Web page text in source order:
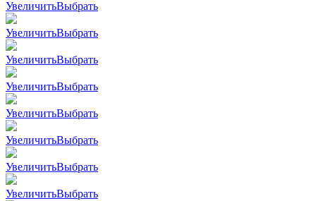
УвеличитьВыбрать
УвеличитьВыбрать
УвеличитьВыбрать
УвеличитьВыбрать
УвеличитьВыбрать
УвеличитьВыбрать
УвеличитьВыбрать
УвеличитьВыбрать